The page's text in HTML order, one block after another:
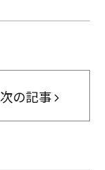
次の記事